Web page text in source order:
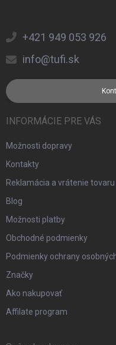
+421 949 053 926
info@tufi.sk
INFORMÁCIE PRE VÁS
Možnosti dopravy
Kontakty
Reklamácia a vrátenie tovaru
Blog
Možnosti platby
Obchodné podmienky
Podmienky ochrany
Značky
Ako nakupovať
Affilate program